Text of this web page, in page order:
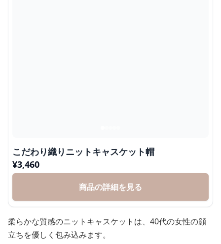
こだわり織りニットキャスケット帽
¥3,460
商品の詳細を見る
柔らかな質感のニットキャスケットは、40代の女性の顔
立ちを優しく包み込みます。